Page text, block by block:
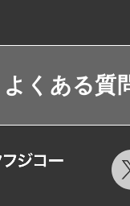
よくある質